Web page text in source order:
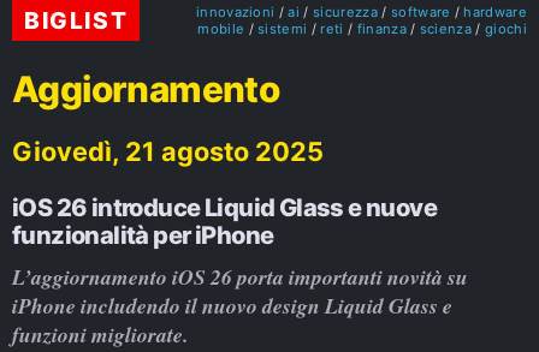
BIGLIST innovazioni ai sicurezza software
hardware
mobile
sistemi reti finanza scienza giochi
Aggiornamento
Giovedì, 21 agosto 2025
iOS 26 introduce Liquid Glass e nuove
funzionalità per iPhone
L’aggiornamento iOS 26 porta importanti novità su
iPhone includendo il nuovo design Liquid Glass e
funzioni migliorate.